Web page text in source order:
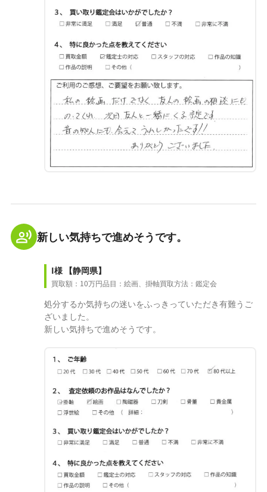
新しい気持ちで進めそうです。
I様 【静岡県】
買取額：10万円品目：絵画、掛軸買取方法：鑑定会
処分するか気持ちの迷いをふっきっていただき有難うご
ざいました。
新しい気持ちで進めそうです。